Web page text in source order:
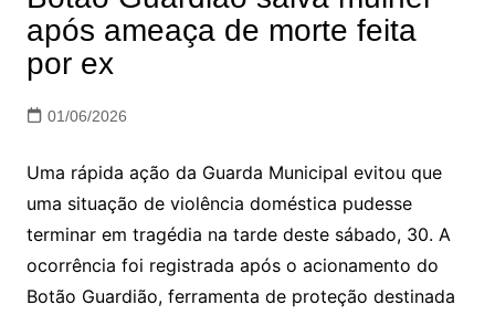
após ameaça de morte feita
por ex
01/06/2026
Uma rápida ação da Guarda Municipal evitou que
uma situação de violência doméstica pudesse
terminar em tragédia na tarde deste sábado, 30. A
ocorrência foi registrada após o acionamento do
Botão Guardião, ferramenta de proteção destinada